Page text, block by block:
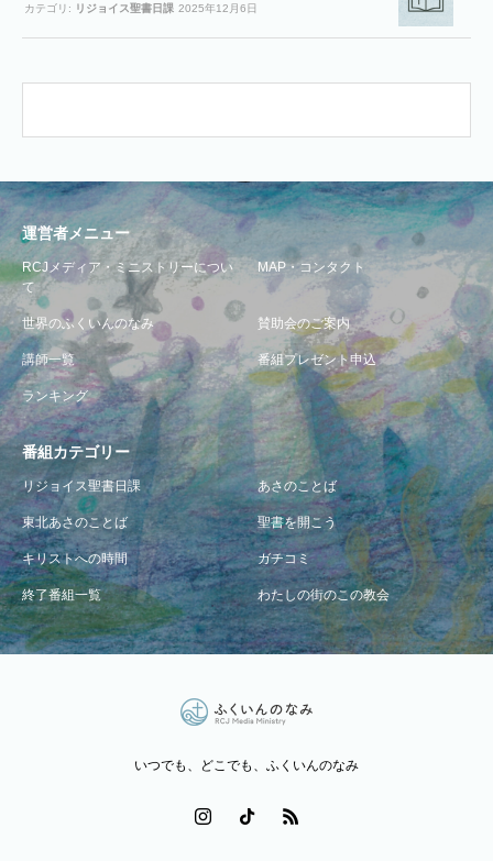
カテゴリ: リジョイス聖書日課 2025年12月6日
運営者メニュー
RCJメディア・ミニストリーについ
て
MAP・コンタクト
世界のふくいんのなみ 賛助会のご案内
講師一覧 番組プレゼント申込
ランキング
番組カテゴリー
リジョイス聖書日課 あさのことば
東北あさのことば 聖書を開こう
キリストへの時間 ガチコミ
終了番組一覧 わたしの街のこの教会
いつでも、どこでも、ふくいんのなみ